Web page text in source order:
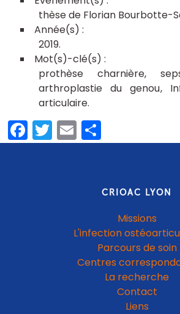
thèse de Florian Bourbotte-
2019
prothèse charnière
arthroplastie du genou
articulaire
Facebook
Twitter
EmailShare
CRIOAC LYON
Missions
L'infection
Parcours de soin
Centres
La recherche
Contact
Liens